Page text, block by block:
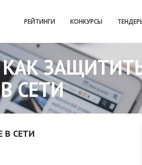
РЕЙТИНГИ КОНКУРСЫ
КАК
СЕТИ
В СЕТИ